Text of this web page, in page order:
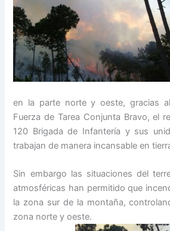
en la parte norte y oeste, gracias
Fuerza de Tarea Conjunta Bravo, el
120 Brigada de Infantería y sus
trabajan de manera incansable en
Sin embargo las situaciones del
atmosféricas han permitido que
la zona sur de la montaña,
zona norte y oeste.